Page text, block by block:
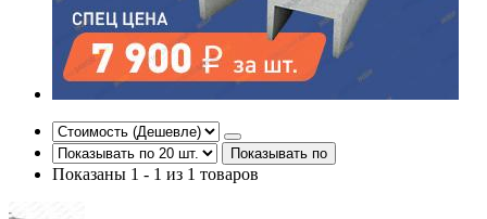
Показывать по
Показаны 1 - 1 из 1 товаров